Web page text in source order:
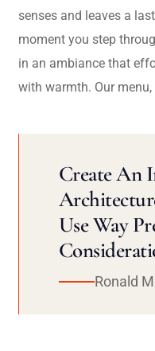
senses and leaves a
moment you step
in an ambiance that
with warmth. Our
Create An
Use Way
Ronald